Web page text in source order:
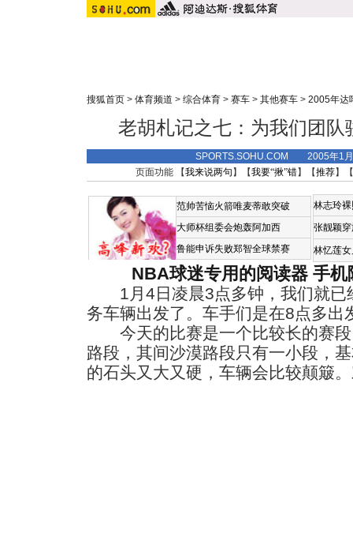
搜狐首页 > 体育频道 > 综合体育 > 赛车 > 其他赛车 > 2005年达
老胡札记之七：为我们团队
SPORTS.SOHU.COM 2005年1
页面功能 【我来说两句 】【我要“揪”错】【推荐】
范帅苦恼火箭唯麦蒂敢突破
大师杯组委会炮轰阿加西
鲁能申诉失败郑智全球禁赛
林志玲
张靓颖
林忆莲
NBA球迷专用的阅读器 手机
1月4日凌晨3点多钟，我们就已
务车辆出发了。车手们是在8点多出
今天的比赛是一个比较长的赛段
路段，其间沙漠路段只有一小段，
的石头又大又硬，车辆会比较颠簸